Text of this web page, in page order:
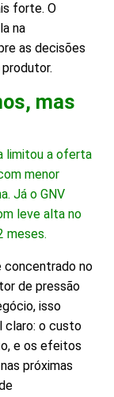
forte. O
na
as decisões
mas
limitou a oferta
menor
Já o GNV
leve alta no
meses.
concentrado no
de pressão
isso
claro: o custo
e os efeitos
próximas